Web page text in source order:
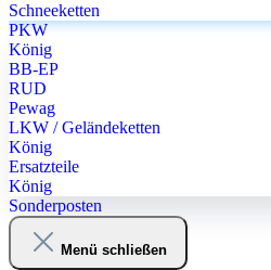
Schneeketten
PKW
König
BB-EP
RUD
Pewag
LKW / Geländeketten
König
Ersatzteile
König
Sonderposten
Menü schließen